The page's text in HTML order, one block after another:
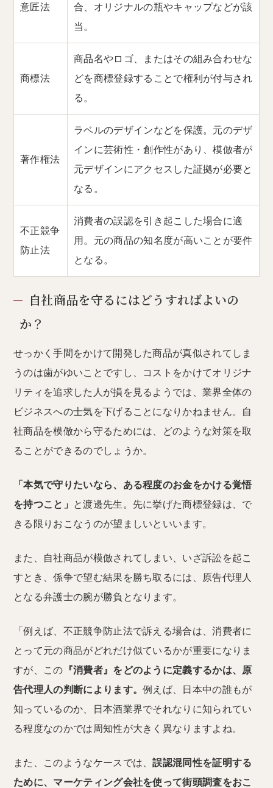
意匠法
合、オリジナルの瓶やキャップなどが該
当。
商標法
商品名やロゴ、またはその組み合わせな
どを商標登録することで権利が付与され
る。
著作権法
ラベルのデザインなどを保護。元のデザ
インに芸術性・創作性があり、模倣者が
元デザインにアクセスした証拠が必要と
なる。
不正競争
防止法
消費者の誤認を引き起こした場合に適
用。元の商品の知名度が高いことが要件
となる。
自社商品を守るにはどうすればよいの
か？
せっかく手間をかけて開発した商品が真似されてしま
うのは歯がゆいことですし、コストをかけてオリジナ
リティを追求した人が損を見るようでは、業界全体の
ビジネスへの士気を下げることになりかねません。自
社商品を模倣から守るためには、どのような対策を取
ることができるのでしょうか。
「本気で守りたいなら、ある程度のお金をかける覚悟
を持つこと」 と渡邊先生。先に挙げた商標登録は、で
きる限りおこなうのが望ましいといいます。
また、自社商品が模倣されてしまい、いざ訴訟を起こ
すとき、係争で望む結果を勝ち取るには、原告代理人
となる弁護士の腕が勝負となります。
「例えば、不正競争防止法で訴える場合は、消費者に
とって元の商品がどれだけ似ているかが重要になりま
すが、この 『消費者』をどのように定義するかは、原
告代理人の判断によります。例えば、日本中の誰もが
知っているのか、日本酒業界でそれなりに知られてい
る程度なのかでは周知性が大きく異なりますよね。
また、このようなケースでは、誤認混同性を証明する
ために、マーケティング会社を使って街頭調査をおこ